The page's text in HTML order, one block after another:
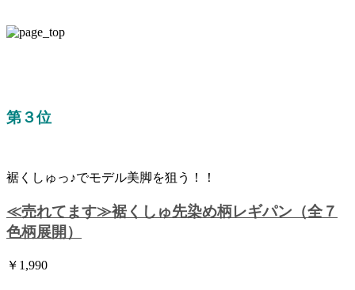
第３位
裾くしゅっ♪でモデル美脚を狙う！！
≪売れてます≫裾くしゅ先染め柄レギパン（全７
色柄展開）
￥1,990